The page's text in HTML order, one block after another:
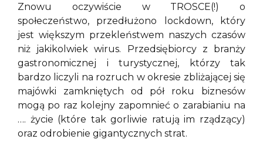
Znowu oczywiście w TROSCE(!) o
społeczeństwo, przedłużono lockdown, który
jest większym przekleństwem naszych czasów
niż jakikolwiek wirus. Przedsiębiorcy z branży
gastronomicznej i turystycznej, którzy tak
bardzo liczyli na rozruch w okresie zbliżającej się
majówki zamkniętych od pół roku biznesów
mogą po raz kolejny zapomnieć o zarabianiu na
…. życie (które tak gorliwie ratują im rządzący)
oraz odrobienie gigantycznych strat.